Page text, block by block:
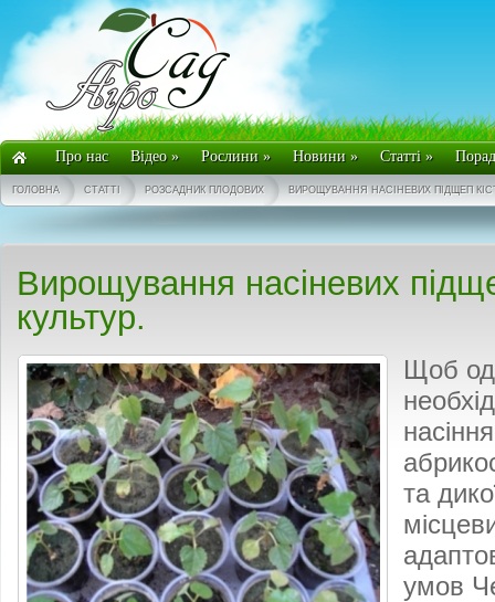
Про нас Відео» Рослини» Новини» Статті»
ВИРОЩУВАННЯ НАСІНЕВИХ ПІДЩЕП
РОЗСАДНИК ПЛОДОВИХ
СТАТТІ
ГОЛОВНА
Вирощування насіневих
культур.
Щоб
та
умов